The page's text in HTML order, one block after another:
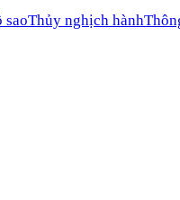
saoThủy nghịch hành